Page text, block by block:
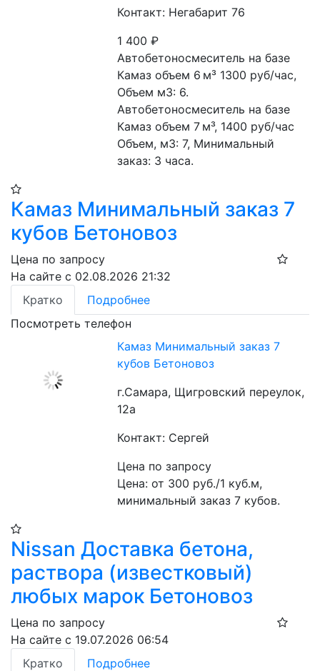
Контакт: Негабарит 76
1 400₽
Автобетоносмеситель на базе
Камаз объем 6 м³ 1300 руб/час,
Объем м3: 6.
Автобетоносмеситель на базе
Камаз объем 7 м³, 1400 руб/час
Объем, м3: 7, Минимальный
заказ: 3 часа.
Камаз Минимальный заказ 7
кубов Бетоновоз
Цена по запросу
На сайте с 02.08.2026 21:32
Кратко
Подробнее
Посмотреть телефон
Камаз Минимальный заказ 7
кубов Бетоновоз
г.Самара, Щигровский переулок,
12а
Контакт: Сергей
Цена по запросу
Цена: от 300 руб./1 куб.м,
минимальный заказ 7 кубов.
Nissan Доставка бетона,
раствора (известковый)
любых марок Бетоновоз
Цена по запросу
На сайте с 19.07.2026 06:54
Кратко
Подробнее